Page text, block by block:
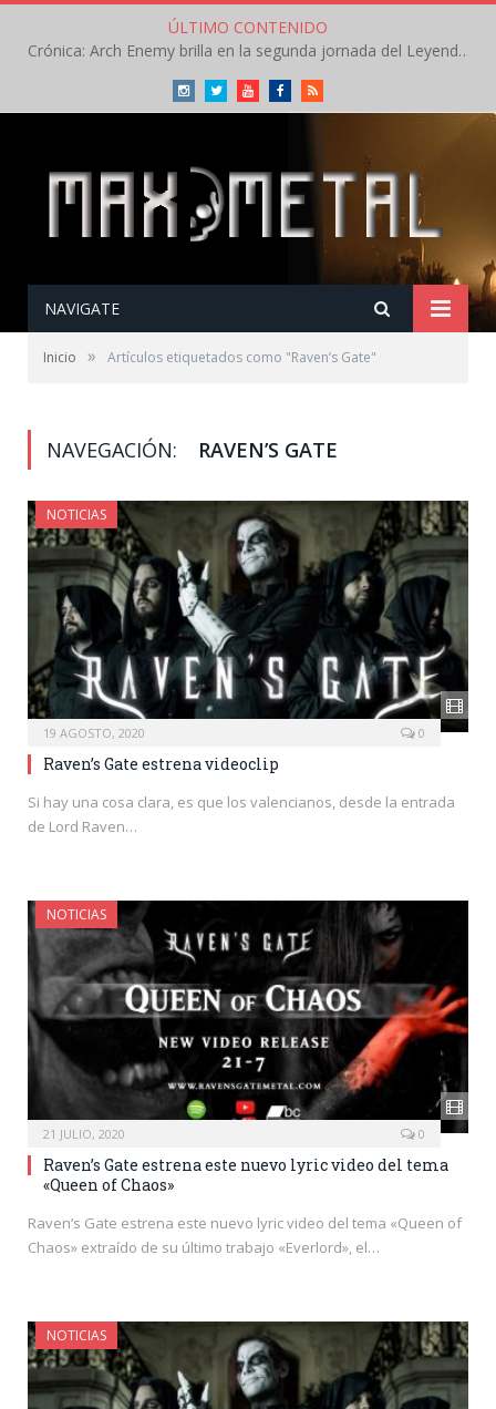
ÚLTIMO CONTENIDO
Crónica: Arch Enemy brilla en la segunda jornada del Leyendas del Rock – Jueves – Agosto 2026
InstagramTwitterYoutubeFacebookRSS
NAVIGATE
Inicio » Artículos etiquetados como "Raven’s Gate"
NAVEGACIÓN: RAVEN’S GATE
NOTICIAS
19 AGOSTO, 2020 0
Raven’s Gate estrena videoclip
Si hay una cosa clara, es que los valencianos, desde la entrada
de Lord Raven…
NOTICIAS
21 JULIO, 2020 0
Raven’s Gate estrena este nuevo lyric video del tema
«Queen of Chaos»
Raven’s Gate estrena este nuevo lyric video del tema «Queen of
Chaos» extraído de su último trabajo «Everlord», el…
NOTICIAS